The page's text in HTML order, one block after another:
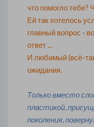
что помогло тебе?
Ей так хотелось
главный вопрос -
ответ ...
И любимый (всё-
ожидания.
Только вместо
пластикой,
поколения,